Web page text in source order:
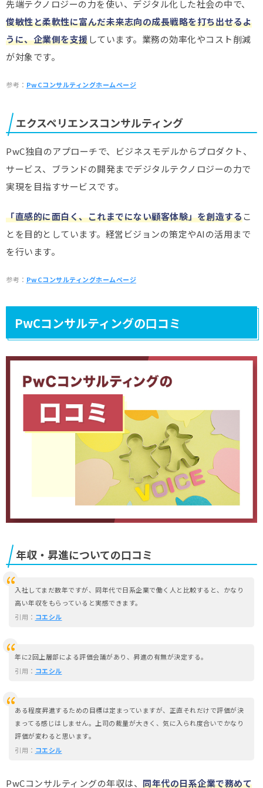
先端テクノロジーの力を使い、デジタル化した社会の中で、
俊敏性と柔軟性に富んだ未来志向の成長戦略を打ち出せるよ
うに、企業側を支援しています。業務の効率化やコスト削減
が対象です。
参考： PwCコンサルティングホームページ
エクスペリエンスコンサルティング
PwC独自のアプローチで、ビジネスモデルからプロダクト、
サービス、ブランドの開発までデジタルテクノロジーの力で
実現を目指すサービスです。
「直感的に面白く、これまでにない顧客体験」を創造するこ
とを目的としています。経営ビジョンの策定やAIの活用まで
を行います。
参考： PwCコンサルティングホームページ
PwCコンサルティングの口コミ
年収・昇進についての口コミ
入社してまだ数年ですが、同年代で日系企業で働く人と比較すると、かなり
高い年収をもらっていると実感できます。
引用： コエシル
年に2回上層部による評価会議があり、昇進の有無が決定する。
引用： コエシル
ある程度昇進するための目標は定まっていますが、正直それだけで評価が決
まってる感じはしません。上司の裁量が大きく、気に入られ度合いでかなり
評価が変わると思います。
引用： コエシル
PwCコンサルティングの年収は、 同年代の日系企業で務めて